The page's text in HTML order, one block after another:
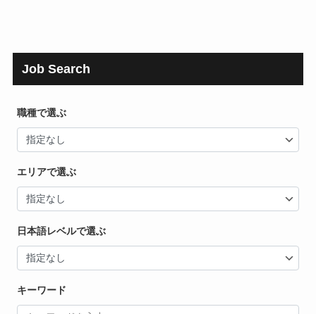
Job Search
職種で選ぶ
エリアで選ぶ
日本語レベルで選ぶ
キーワード